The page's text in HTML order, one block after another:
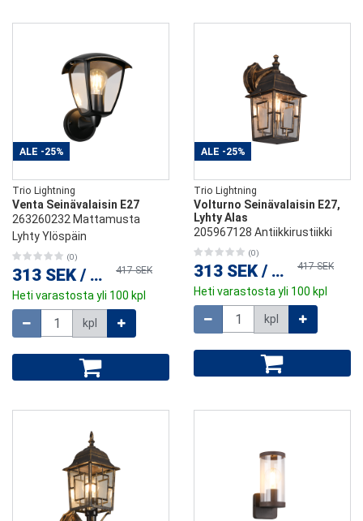
ALE -25%
Trio Lightning
Venta Seinävalaisin E27
263260232 Mattamusta
Lyhty Ylöspäin
(0)
313 SEK / kpl 417 SEK
Heti varastosta yli 100 kpl
kpl
ALE -25%
Trio Lightning
Volturno Seinävalaisin E27,
Lyhty Alas
205967128 Antiikkirustiikki
(0)
313 SEK / kpl 417 SEK
Heti varastosta yli 100 kpl
kpl